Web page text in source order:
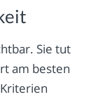
Sie tut
am besten